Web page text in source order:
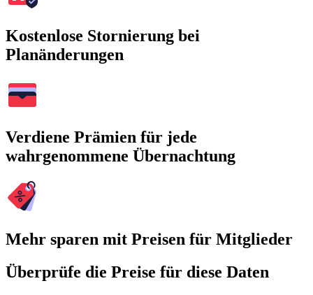
Kostenlose Stornierung bei
Planänderungen
Verdiene Prämien für jede
wahrgenommene Übernachtung
Mehr sparen mit Preisen für Mitglieder
Überprüfe die Preise für diese Daten